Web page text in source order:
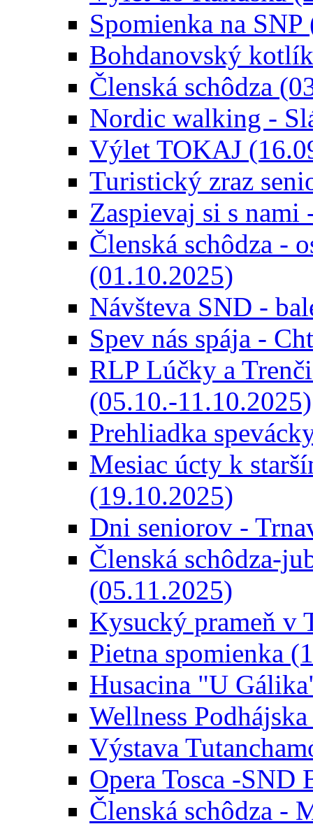
Spomienka na
Bohdanovský
Členská schôdza
Nordic walking -
Výlet TOKAJ
Turistický zraz
Zaspievaj si s
Členská schôdza -
(01.10.2025)
Návšteva SND -
Spev nás spája -
RLP Lúčky a
(05.10.-11.10.2025)
Prehliadka
Mesiac úcty k
(19.10.2025)
Dni seniorov -
Členská schôdza-
(05.11.2025)
Kysucký prameň v
Pietna spomienka
Husacina "U
Wellness
Výstava
Opera Tosca -SND
Členská schôdza -